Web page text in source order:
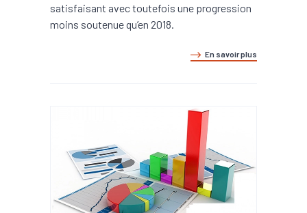
satisfaisant avec toutefois une progression
moins soutenue qu’en 2018.
En savoir plus